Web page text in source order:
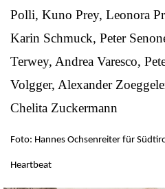
Polli, Kuno Prey, Leonora
Karin Schmuck, Peter
Terwey, Andrea Varesco,
Volgger, Alexander
Chelita Zuckermann
Foto: Hannes Ochsenreiter für
Heartbeat